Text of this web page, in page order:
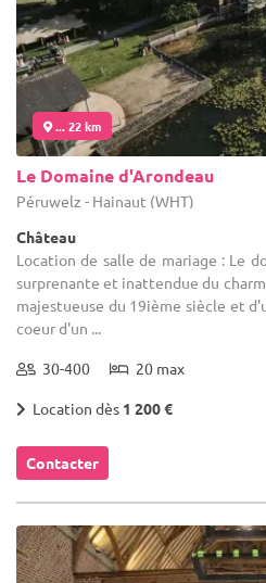
... 22 km
Le Domaine d'Arondeau
Péruwelz - Hainaut (WHT)
Château
Location de salle de mariage : Le
surprenante et inattendue du
majestueuse du 19ième siècle et
coeur d'un ...
30-400 20 max
Location dès 1 200 €
Contacter